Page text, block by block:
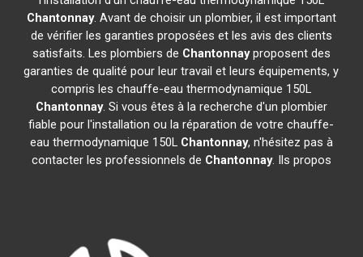
Chantonnay. Avant de choisir un plombier, il est important
de vérifier les garanties proposées et les avis des clients
satisfaits. Les plombiers de Chantonnayproposent des
garanties de qualité pour leur travail et leurs équipements, y
compris les chauffe-eau thermodynamique 150L
Chantonnay. Si vous êtes à la recherche d'un plombier
fiable pour l'installation ou la réparation de votre chauffe-
eau thermodynamique 150L Chantonnay, n'hésitez pas à
contacter les professionnels de Chantonnay. Ils propos